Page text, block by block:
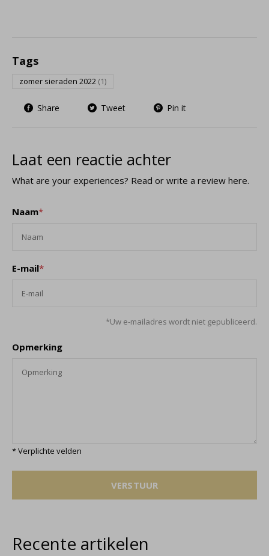
Tags
zomer sieraden 2022 (1)
Share Tweet Pin it
Laat een reactie achter
What are your experiences? Read or write a review here.
Naam*
E-mail*
*Uw e-mailadres wordt niet gepubliceerd.
Opmerking
* Verplichte velden
VERSTUUR
Recente artikelen